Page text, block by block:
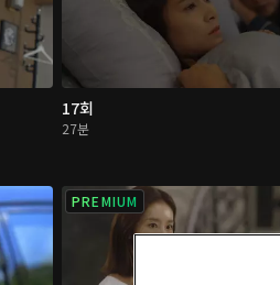
17회
27분
PREMIUM